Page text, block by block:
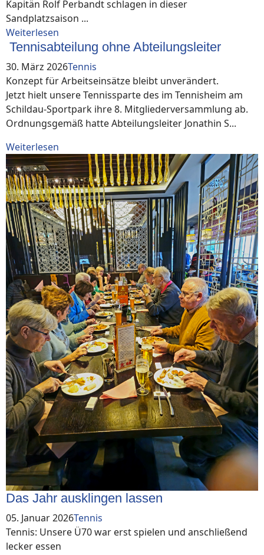
Kapitän Rolf Perbandt schlagen in dieser
Sandplatzsaison ...
Weiterlesen
Tennisabteilung ohne Abteilungsleiter
30. März 2026Tennis
Konzept für Arbeitseinsätze bleibt unverändert.
Jetzt hielt unsere Tennissparte des im Tennisheim am
Schildau-Sportpark ihre 8. Mitgliederversammlung ab.
Ordnungsgemäß hatte Abteilungsleiter Jonathin S...
Weiterlesen
Das Jahr ausklingen lassen
05. Januar 2026Tennis
Tennis: Unsere Ü70 war erst spielen und anschließend
lecker essen